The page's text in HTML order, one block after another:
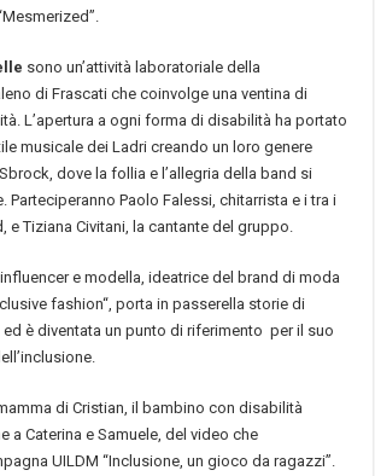
sono un’attività laboratoriale della
di Frascati che coinvolge una ventina di
L’apertura a ogni forma di disabilità ha portato
musicale dei Ladri creando un loro genere
dove la follia e l’allegria della band si
Parteciperanno Paolo Falessi, chitarrista e i tra i
Tiziana Civitani, la cantante del gruppo.
e modella, ideatrice del brand di moda
fashion“, porta in passerella storie di
è diventata un punto di riferimento per il suo
di Cristian, il bambino con disabilità
a Caterina e Samuele, del video che
UILDM “Inclusione, un gioco da ragazzi”.